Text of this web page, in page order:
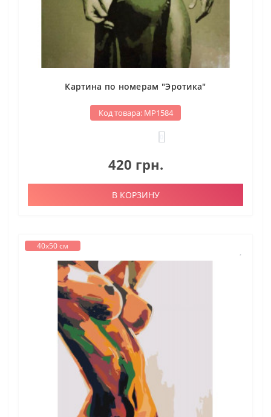
Картина по номерам "Эротика"
Код товара: МР1584
420 грн.
В КОРЗИНУ
40х50 см